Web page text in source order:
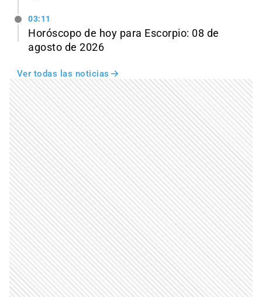
03:11
Horóscopo de hoy para Escorpio: 08 de
agosto de 2026
Ver todas las noticias